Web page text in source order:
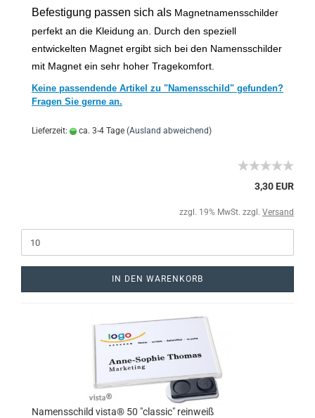
Befestigung passen sich als Magnetnamensschilder
perfekt an die Kleidung an. Durch den speziell
entwickelten Magnet ergibt sich bei den Namensschilder
mit Magnet ein sehr hoher Tragekomfort.
Keine passendende Artikel zu "Namensschild" gefunden?
Fragen Sie gerne an.
Lieferzeit: ca. 3-4 Tage (Ausland abweichend)
3,30 EUR
zzgl. 19% MwSt. zzgl. Versand
IN DEN WARENKORB
Namensschild vista® 50 "classic" reinweiß